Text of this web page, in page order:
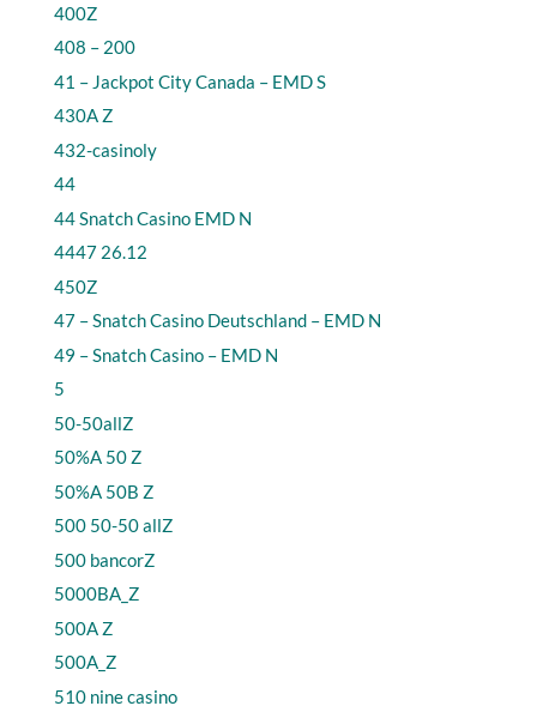
400Z
408 – 200
41 – Jackpot City Canada – EMD S
430A Z
432-casinoly
44
44 Snatch Casino EMD N
4447 26.12
450Z
47 – Snatch Casino Deutschland – EMD N
49 – Snatch Casino – EMD N
5
50-50allZ
50%A 50 Z
50%A 50B Z
500 50-50 allZ
500 bancorZ
5000BA_Z
500A Z
500A_Z
510 nine casino